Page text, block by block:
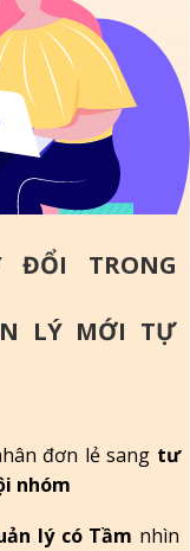
lý có Tầm nhìn
đơn lẻ sang tư
nhóm
ĐỔI TRONG
LÝ MỚI TỰ